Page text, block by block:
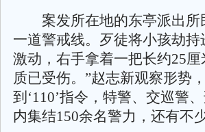
案发所在地的东亭派出所
一道警戒线。歹徒将小孩劫
激动，右手拿着一把长约25
质已受伤。”赵志新观察形势
到‘110’指令，特警、交巡警
内集结150余名警力，还有不